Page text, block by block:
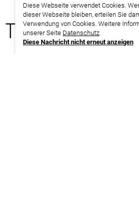
Diese Webseite verwendet Cookies.
dieser Webseite bleiben, erteilen Sie
Verwendung von Cookies. Weitere
unserer Seite Datenschutz.
Diese Nachricht nicht erneut anzeigen
Termine